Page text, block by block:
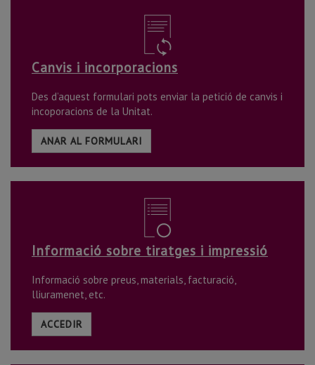
Canvis i incorporacions
Des d’aquest formulari pots enviar la petició de canvis i
incoporacions de la Unitat.
ANAR AL FORMULARI
Informació sobre tiratges i impressió
Informació sobre preus, materials, facturació,
lliuramenet, etc.
ACCEDIR